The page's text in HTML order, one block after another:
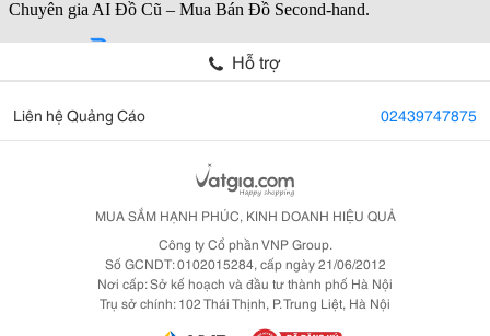
Hỗ trợ
Liên hệ Quảng Cáo 02439747875
MUA SẮM HẠNH PHÚC, KINH DOANH HIỆU QUẢ
Công ty Cổ phần VNP Group.
Số GCNDT: 0102015284, cấp ngày 21/06/2012
Nơi cấp: Sở kế hoạch và đầu tư thành phố Hà Nội
Trụ sở chính: 102 Thái Thịnh, P. Trung Liệt, Hà Nội